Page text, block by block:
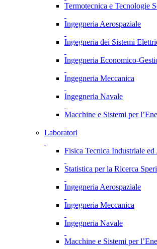
Termotecnica e Tecnologie
Ingegneria Aerospaziale
Ingegneria dei Sistemi
Ingegneria Economico-
Ingegneria Meccanica
Ingegneria Navale
Macchine e Sistemi per
Laboratori
Fisica Tecnica Industriale
Statistica per la Ricerca
Ingegneria Aerospaziale
Ingegneria Meccanica
Ingegneria Navale
Macchine e Sistemi per